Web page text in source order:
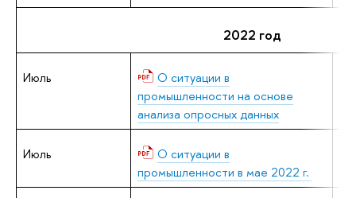
2022 год
Июль
О ситуации в
промышленности на основе
анализа опросных данных
Июль
О ситуации в
промышленности в мае 2022 г.